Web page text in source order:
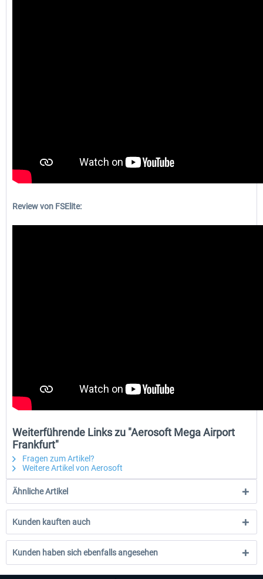
Review von FSElite:
Weiterführende Links zu "Aerosoft Mega Airport
Frankfurt"
Fragen zum Artikel?
Weitere Artikel von Aerosoft
Ähnliche Artikel
Kunden kauften auch
Kunden haben sich ebenfalls angesehen